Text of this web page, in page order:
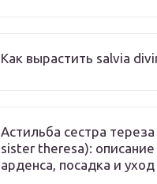
Как вырастить salvia
Астильба сестра
sister theresa):
арденса, посадка и уход